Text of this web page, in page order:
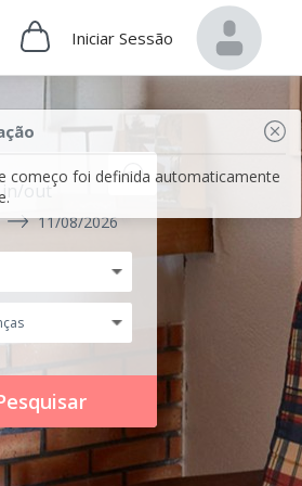
Iniciar Sessão
começo foi definida automaticamente
out
11/08/2026